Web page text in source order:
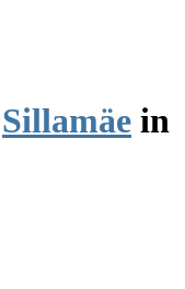
Sillamäe in